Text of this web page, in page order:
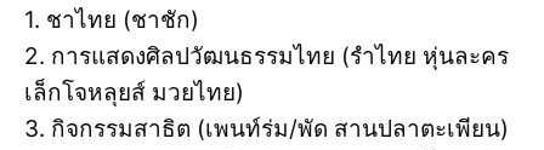
1. ชาไทย (ชาชัก)
2. การแสดงศิลปวัฒนธรรมไทย (รำไทย หุ่นละคร
เล็กโจหลุยส์ มวยไทย)
3. กิจกรรมสาธิต (เพนท์ร่ม/พัด สานปลาตะเพียน)